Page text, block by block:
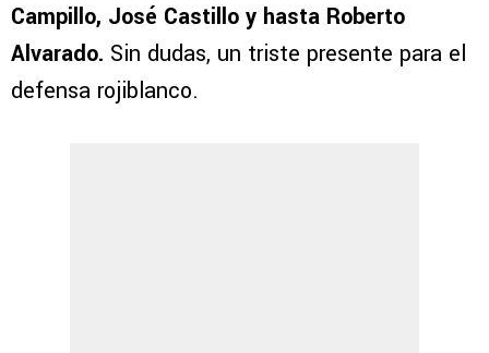
Campillo, José Castillo y hasta Roberto
Alvarado. Sin dudas, un triste presente para el
defensa rojiblanco.